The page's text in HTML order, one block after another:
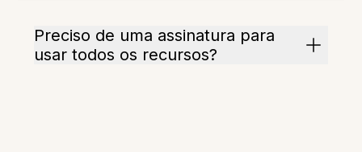
Preciso de uma assinatura para
usar todos os recursos?